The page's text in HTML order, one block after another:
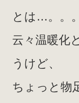
とは…。。。
云々温暖化
うけど、
ちょっと物